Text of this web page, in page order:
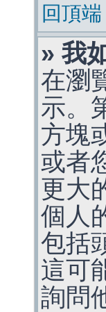
回頂端
» 我
在瀏
示。
方塊
或者
更大
個人
包括
這可
詢問